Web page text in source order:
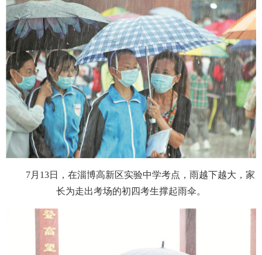
7月13日，在淄博高新区实验中学考点，雨越下越大，家
长为走出考场的初四考生撑起雨伞。